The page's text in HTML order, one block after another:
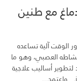
مع طنين
الوقت آلية تساعده
العصبي، وهو ما
أساليب علاجية